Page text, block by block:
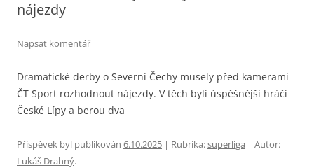
nájezdy
Napsat komentář
Dramatické derby o Severní Čechy musely před kamerami
ČT Sport rozhodnout nájezdy. V těch byli úspěšnější hráči
České Lípy a berou dva
Příspěvek byl publikován 6.10.2025 | Rubrika:superliga | Autor:
Lukáš Drahný.